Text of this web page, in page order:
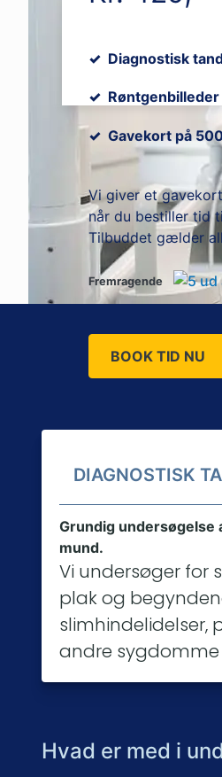
Diagnostisk
Røntgenbilleder
Gavekort på
Vi giver et
når du bestiller tid
Tilbuddet gælder
Fremragende
BOOK TID NU
DIAGNOSTISK
Grundig
mund.
Vi undersøger for
plak og
slimhindelidelser,
andre
Hvad er med i